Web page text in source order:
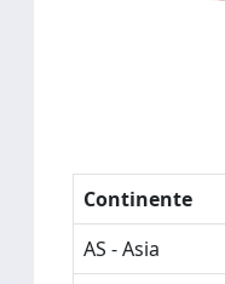
Continente
AS - Asia